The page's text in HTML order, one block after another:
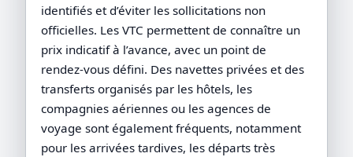
identifiés et d’éviter les sollicitations non
officielles. Les VTC permettent de connaître un
prix indicatif à l’avance, avec un point de
rendez-vous défini. Des navettes privées et des
transferts organisés par les hôtels, les
compagnies aériennes ou les agences de
voyage sont également fréquents, notamment
pour les arrivées tardives, les départs très